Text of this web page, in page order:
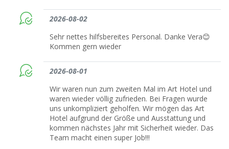
2026-08-02
Sehr nettes hilfsbereites Personal. Danke Vera😊
Kommen gern wieder
2026-08-01
Wir waren nun zum zweiten Mal im Art Hotel und
waren wieder völlig zufrieden. Bei Fragen wurde
uns unkompliziert geholfen. Wir mögen das Art
Hotel aufgrund der Größe und Ausstattung und
kommen nächstes Jahr mit Sicherheit wieder. Das
Team macht einen super Job!!!